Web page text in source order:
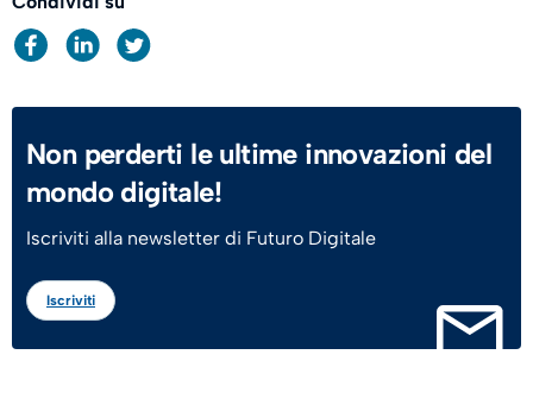
Non perderti le ultime innovazioni del
mondo digitale!
Iscriviti alla newsletter di Futuro Digitale
Iscriviti